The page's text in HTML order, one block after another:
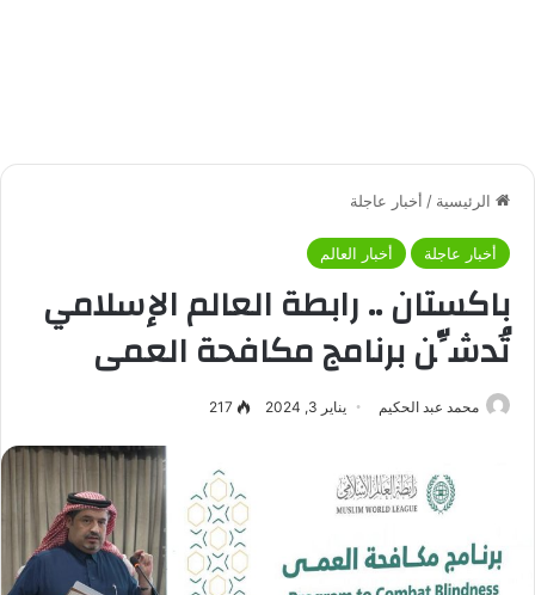
الرئيسية / أخبار عاجلة
أخبار عاجلة أخبار العالم
باكستان .. رابطة العالم الإسلامي
تُدشِّن برنامج مكافحة العمى
محمد عبد الحكيم يناير 3, 2024 217